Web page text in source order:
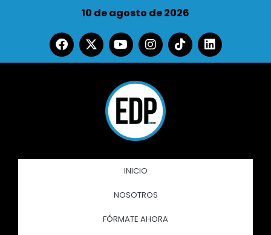
10 de agosto de 2026
INICIO
NOSOTROS
FÓRMATE AHORA